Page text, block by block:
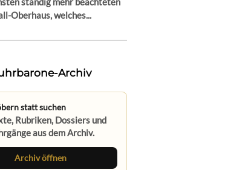
Oberhaus, welches...
Archiv
statt suchen
Rubriken, Dossiers und
aus dem Archiv.
Archiv öffnen